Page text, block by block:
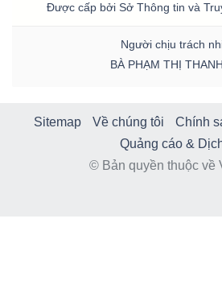
Được cấp bởi Sở Thông tin và
Người chịu trách
BÀ PHẠM THỊ
Sitemap Về chúng tôi
Chính
Quảng cáo &
© Bản quyền thuộc về